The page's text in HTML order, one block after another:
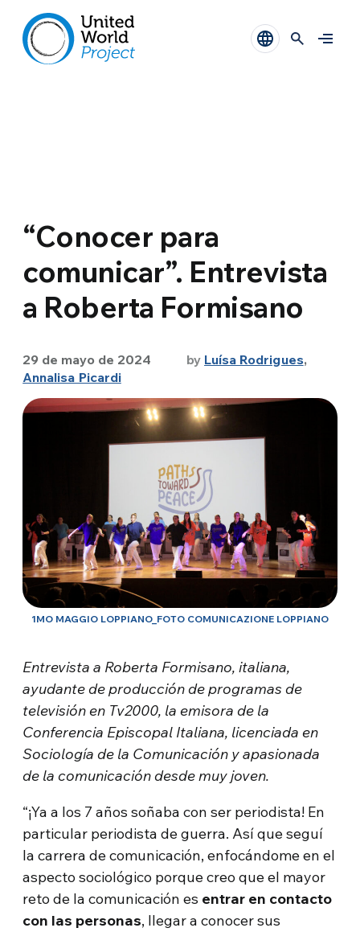
“Conocer para
comunicar”. Entrevista
a Roberta Formisano
29 de mayo de 2024 by Luísa Rodrigues,
Annalisa Picardi
1MO MAGGIO LOPPIANO_FOTO COMUNICAZIONE LOPPIANO
Entrevista a Roberta Formisano, italiana,
ayudante de producción de programas de
televisión en Tv2000, la emisora de la
Conferencia Episcopal Italiana, licenciada en
Sociología de la Comunicación y apasionada
de la comunicación desde muy joven.
“¡Ya a los 7 años soñaba con ser periodista! En
particular periodista de guerra. Así que seguí
la carrera de comunicación, enfocándome en el
aspecto sociológico porque creo que el mayor
reto de la comunicación es entrar en contacto
con las personas, llegar a conocer sus